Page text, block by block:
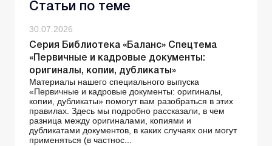
Статьи по теме
30.07.2026
Серия Библиотека «Баланс» Спецтема
«Первичные и кадровые документы:
оригиналы, копии, дубликаты»
Материалы нашего специального выпуска
«Первичные и кадровые документы: оригиналы,
копии, дубликаты» помогут вам разобраться в этих
правилах. Здесь мы подробно рассказали, в чем
разница между оригиналами, копиями и
дубликатами документов, в каких случаях они могут
применяться (в частнос...